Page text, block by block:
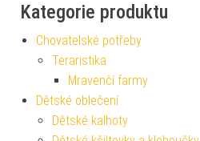
Kategorie produktu
Chovatelské potřeby
Teraristika
Mravenčí farmy
Dětské oblečení
Dětské kalhoty